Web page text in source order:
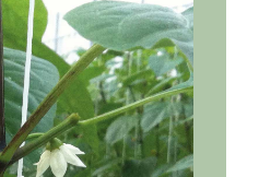
composteerbare
is ook het
de plant zichzelf
van belang. Om
worden veel
gemeden, terwijl